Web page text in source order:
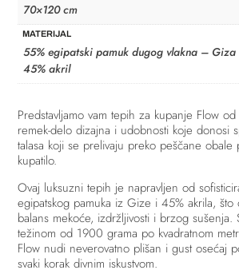
70×120 cm
MATERIJAL
55% egipatski pamuk dugog vlakna – Giza
45% akril
Predstavljamo vam tepih za kupanje Flow
remek-delo dizajna i udobnosti koje donosi
talasa koji se prelivaju preko peščane obale
kupatilo.
Ovaj luksuzni tepih je napravljen od
egipatskog pamuka iz Gize i 45% akrila, što
balans mekoće, izdržljivosti i brzog sušenja.
težinom od 1900 grama po kvadratnom
Flow nudi neverovatno plišan i gust osećaj
svaki korak divnim iskustvom.